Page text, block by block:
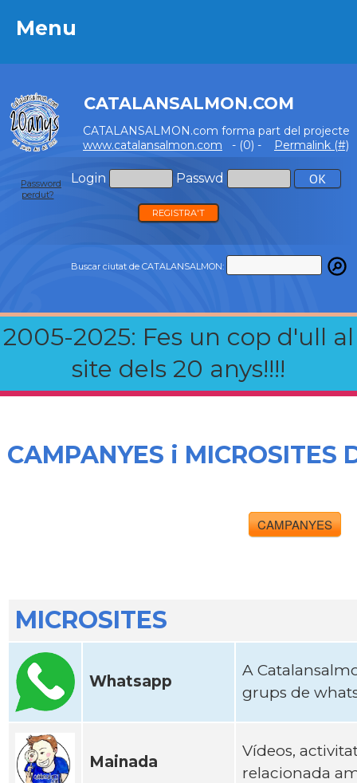
Menu
CATALANSALMON.COM
CATALANSALMON.com forma part del projecte
www.catalansalmon.com - (0) - Permalink (#)
Login Passwd
Password
perdut?
REGISTRA'T
Buscar ciutat de CATALANSALMON:
2005-2025: Fes un cop d'ull al
site dels 20 anys!!!!
Menu
CAMPANYES i MICROSITES
CAMPANYES
MICROSITES
Whatsapp
A
grups de
Mainada
Ví­deos,
relacionada